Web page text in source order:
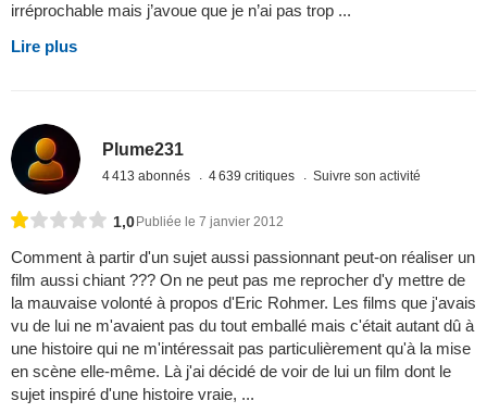
irréprochable mais j’avoue que je n’ai pas trop ...
Lire plus
Plume231
4 413 abonnés 4 639 critiques Suivre son activité
1,0Publiée le 7 janvier 2012
Comment à partir d'un sujet aussi passionnant peut-on réaliser un
film aussi chiant ??? On ne peut pas me reprocher d'y mettre de
la mauvaise volonté à propos d'Eric Rohmer. Les films que j'avais
vu de lui ne m'avaient pas du tout emballé mais c'était autant dû à
une histoire qui ne m'intéressait pas particulièrement qu'à la mise
en scène elle-même. Là j'ai décidé de voir de lui un film dont le
sujet inspiré d'une histoire vraie, ...